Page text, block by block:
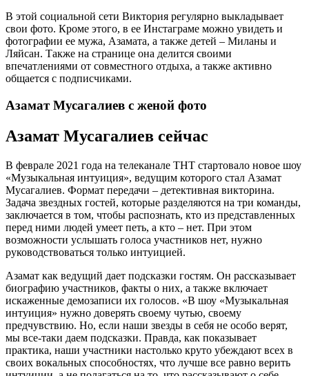
В этой социальной сети Виктория регулярно выкладывает
свои фото. Кроме этого, в ее Инстаграме можно увидеть и
фотографии ее мужа, Азамата, а также детей – Миланы и
Ляйсан. Также на странице она делится своими
впечатлениями от совместного отдыха, а также активно
общается с подписчиками.
Азамат Мусагалиев с женой фото
Азамат Мусагалиев сейчас
В феврале 2021 года на телеканале ТНТ стартовало новое шоу
«Музыкальная интуиция», ведущим которого стал Азамат
Мусагалиев. Формат передачи – детективная викторина.
Задача звездных гостей, которые разделяются на три команды,
заключается в том, чтобы распознать, кто из представленных
перед ними людей умеет петь, а кто – нет. При этом
возможности услышать голоса участников нет, нужно
руководствоваться только интуицией.
Азамат как ведущий дает подсказки гостям. Он рассказывает
биографию участников, факты о них, а также включает
искаженные демозаписи их голосов. «В шоу «Музыкальная
интуиция» нужно доверять своему чутью, своему
предчувствию. Но, если наши звезды в себя не особо верят,
мы все-таки даем подсказки. Правда, как показывает
практика, наши участники настолько круто убеждают всех в
своих вокальных способностях, что лучше все равно верить